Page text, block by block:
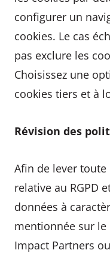
configurer un
cookies. Le cas
pas exclure les
Choisissez une
cookies tiers et à
Révision des
Afin de lever
relative au RGPD
données à
mentionnée sur
Impact Partners